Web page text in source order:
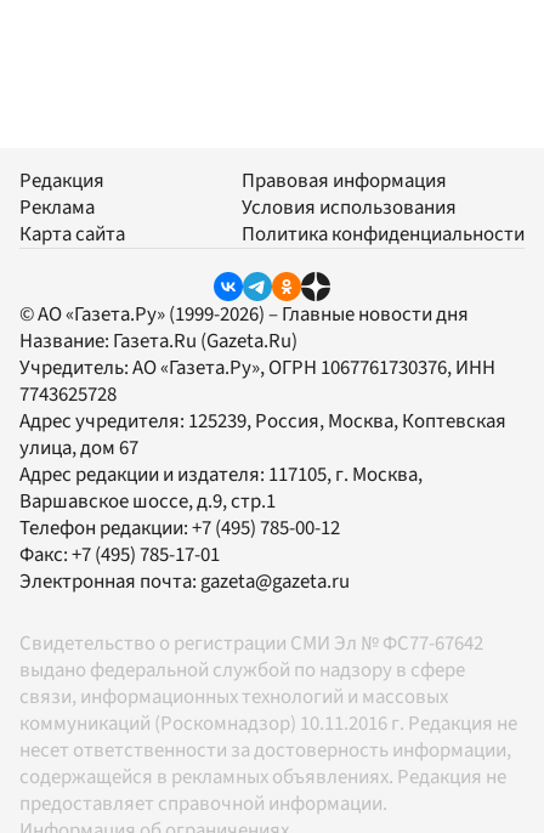
Редакция
Реклама
Карта сайта
Правовая информация
Условия использования
Политика конфиденциальности
© АО «Газета.Ру» (1999-2026) – Главные новости дня
Название: Газета.Ru (Gazeta.Ru)
Учредитель:АО «Газета.Ру», ОГРН 1067761730376, ИНН
7743625728
Адрес учредителя: 125239, Россия, Москва, Коптевская
улица, дом 67
Адрес редакции и издателя: 117105, г. Москва,
Варшавское шоссе, д.9, стр.1
Телефон редакции:+7 (495) 785-00-12
Факс:+7 (495) 785-17-01
Электронная почта:gazeta@gazeta.ru
Свидетельство о регистрации СМИ Эл № ФС77-67642
выдано федеральной службой по надзору в сфере
связи, информационных технологий и массовых
коммуникаций (Роскомнадзор) 10.11.2016 г. Редакция не
несет ответственности за достоверность информации,
содержащейся в рекламных объявлениях. Редакция не
предоставляет справочной информации.